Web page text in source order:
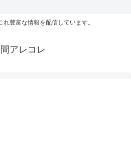
豊富な情報を配信しています。
アレコレ